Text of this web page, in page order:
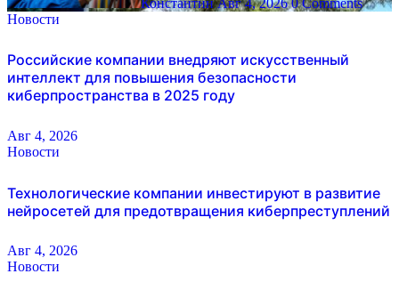
Новости
Российские компании внедряют искусственный
интеллект для повышения безопасности
киберпространства в 2025 году
Авг 4, 2026
Новости
Технологические компании инвестируют в развитие
нейросетей для предотвращения киберпреступлений
Авг 4, 2026
Новости